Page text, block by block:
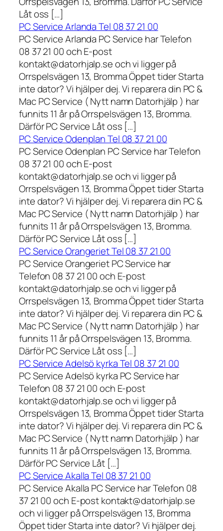
Låt oss […]
PC Service Arlanda Tel 08 37 21 00
PC Service Arlanda PC Service har Telefon
08 37 21 00 och E-post
kontakt@datorhjalp.se och vi ligger på
Orrspelsvägen 13, Bromma Öppet tider Starta
inte dator? Vi hjälper dej. Vi reparera din PC &
Mac PC Service ( Nytt namn Datorhjälp ) har
funnits 11 år på Orrspelsvägen 13, Bromma.
Därför PC Service Låt oss […]
PC Service Odenplan Tel 08 37 21 00
PC Service Odenplan PC Service har Telefon
08 37 21 00 och E-post
kontakt@datorhjalp.se och vi ligger på
Orrspelsvägen 13, Bromma Öppet tider Starta
inte dator? Vi hjälper dej. Vi reparera din PC &
Mac PC Service ( Nytt namn Datorhjälp ) har
funnits 11 år på Orrspelsvägen 13, Bromma.
Därför PC Service Låt oss […]
PC Service Orangeriet Tel 08 37 21 00
PC Service Orangeriet PC Service har
Telefon 08 37 21 00 och E-post
kontakt@datorhjalp.se och vi ligger på
Orrspelsvägen 13, Bromma Öppet tider Starta
inte dator? Vi hjälper dej. Vi reparera din PC &
Mac PC Service ( Nytt namn Datorhjälp ) har
funnits 11 år på Orrspelsvägen 13, Bromma.
Därför PC Service Låt oss […]
PC Service Adelsö kyrka Tel 08 37 21 00
PC Service Adelsö kyrka PC Service har
Telefon 08 37 21 00 och E-post
kontakt@datorhjalp.se och vi ligger på
Orrspelsvägen 13, Bromma Öppet tider Starta
inte dator? Vi hjälper dej. Vi reparera din PC &
Mac PC Service ( Nytt namn Datorhjälp ) har
funnits 11 år på Orrspelsvägen 13, Bromma.
Därför PC Service Låt […]
PC Service Akalla Tel 08 37 21 00
PC Service Akalla PC Service har Telefon 08
37 21 00 och E-post kontakt@datorhjalp.se
och vi ligger på Orrspelsvägen 13, Bromma
Öppet tider Starta inte dator? Vi hjälper dej.